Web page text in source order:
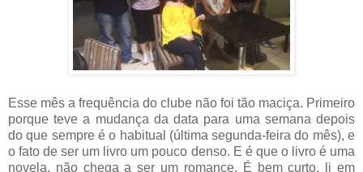
Esse mês a frequência do clube não foi tão maciça. Primeiro
porque teve a mudança da data para uma semana depois
do que sempre é o habitual (última segunda-feira do mês), e
o fato de ser um livro um pouco denso. E é que o livro é uma
novela, não chega a ser um romance. É bem curto, li em